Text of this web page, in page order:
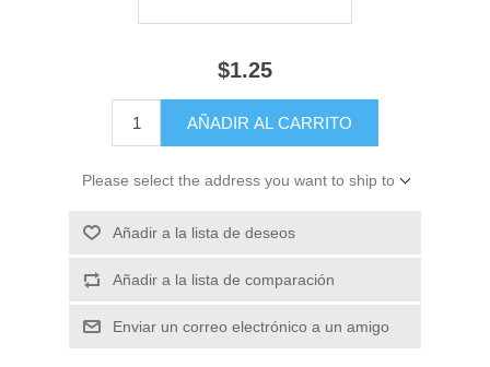
$1.25
Please select the address you want to ship to